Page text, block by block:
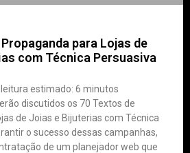
para Lojas de
com Técnica Persuasiva
estimado: 6 minutos
discutidos os 70 Textos de
de Joias e Bijuterias com Técnica
o sucesso dessas campanhas,
de um planejador web que